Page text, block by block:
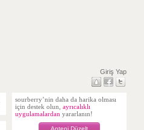
Giriş Yap
sourberry’nin daha da harika olması
için destek olun, ayrıcalıklı
uygulamalardan yararlanın!
Anteni Düzelt